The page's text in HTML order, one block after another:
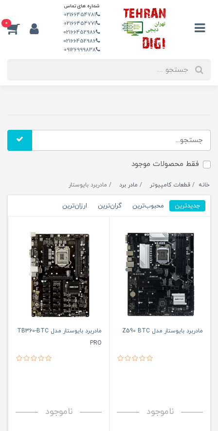
شماره های تماس
02166454781
02166454771
02166452986
02166452986
09126999838
0
فقط محصولات موجود
خانه قطعات کامپیوتر مادر برد مادربرد بایوستار
جدیدترین محبوب‌ترین گران‌ترین ارزان‌ترین
مادربرد بایوستار مدل Z590 BTC
ناموجود
مادربرد بایوستار مدل TB360-BTC
PRO
ناموجود